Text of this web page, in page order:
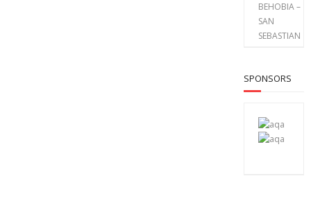
BEHOBIA –
SAN
SEBASTIAN
SPONSORS